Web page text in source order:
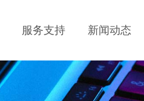
服务支持 新闻动态